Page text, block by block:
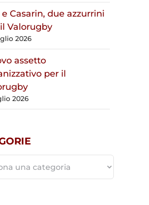
e Casarin, due azzurrini
Valorugby
2026
assetto
per il
2026